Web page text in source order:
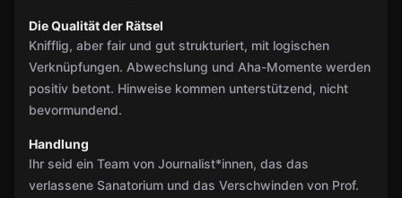
Die Qualität der Rätsel
Knifflig, aber fair und gut strukturiert, mit logischen
Verknüpfungen. Abwechslung und Aha-Momente werden
positiv betont. Hinweise kommen unterstützend, nicht
bevormundend.
Handlung
Ihr seid ein Team von Journalist*innen, das das
verlassene Sanatorium und das Verschwinden von Prof.